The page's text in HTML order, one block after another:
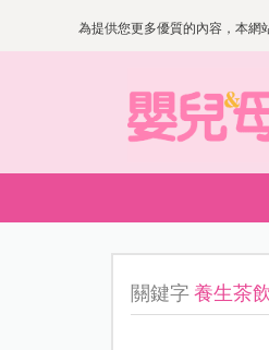
為提供您更多優質的內容，本
關鍵字養生茶